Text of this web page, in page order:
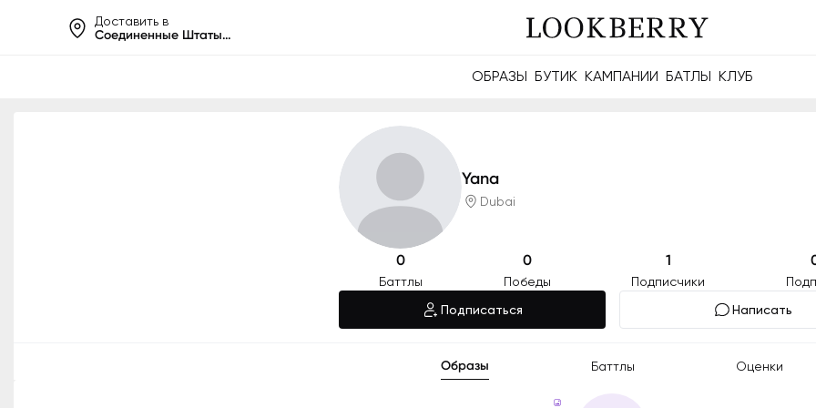
Доставить в
Соединенные Штаты Америки
ОБРАЗЫ БУТИК КАМПАНИИ БАТЛЫ КЛУБ
Yana
Dubai
0
Баттлы
0
Победы
1
Подписчики
Подписаться
Написать
Образы Баттлы Оценки